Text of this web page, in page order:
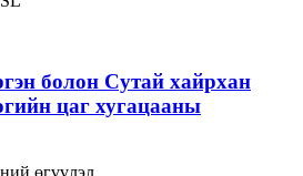
болон Сутай хайрхан
цаг хугацааны